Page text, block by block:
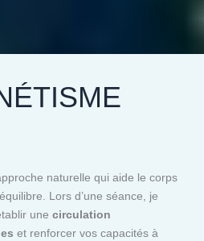
naturelle qui aide le corps
Lors d’une séance, je
une circulation
et renforcer vos capacités à